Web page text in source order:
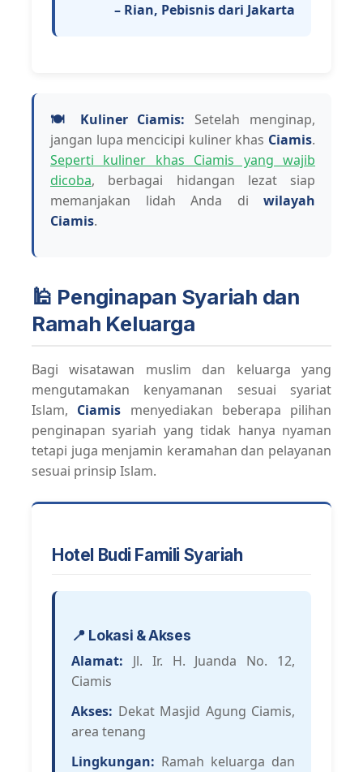
– Rian, Pebisnis dari Jakarta
🍽️ Kuliner Ciamis: Setelah menginap,
jangan lupa mencicipi kuliner khas Ciamis.
Seperti kuliner khas Ciamis yang wajib
dicoba, berbagai hidangan lezat siap
memanjakan lidah Anda di wilayah
Ciamis.
🕌 Penginapan Syariah dan
Ramah Keluarga
Bagi wisatawan muslim dan keluarga yang
mengutamakan kenyamanan sesuai syariat
Islam, Ciamis menyediakan beberapa pilihan
penginapan syariah yang tidak hanya nyaman
tetapi juga menjamin keramahan dan pelayanan
sesuai prinsip Islam.
Hotel Budi Famili Syariah
📍 Lokasi & Akses
Alamat: Jl. Ir. H. Juanda No. 12,
Ciamis
Akses: Dekat Masjid Agung Ciamis,
area tenang
Lingkungan: Ramah keluarga dan